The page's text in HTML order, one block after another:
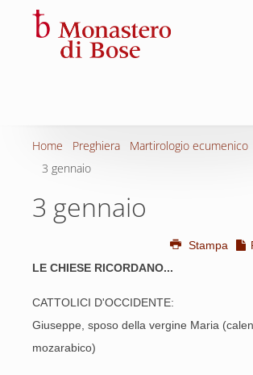
Home Preghiera Martirologio ecumenico
3 gennaio
3 gennaio
Stampa
LE CHIESE RICORDANO...
CATTOLICI D'OCCIDENTE:
Giuseppe, sposo della vergine Maria
mozarabico)